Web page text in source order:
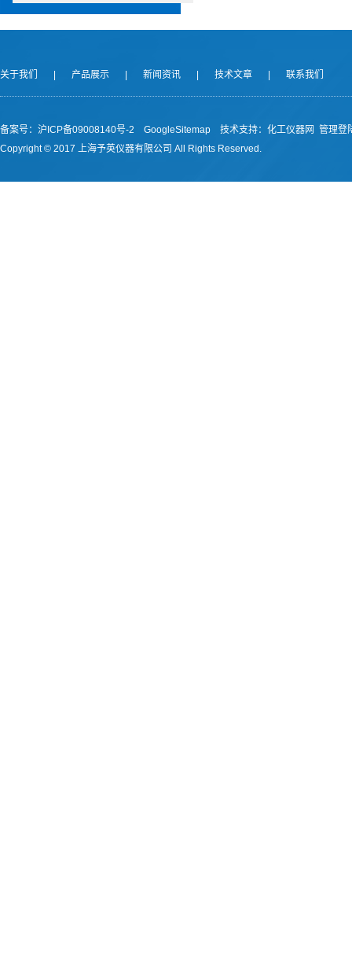
关于我们 产品展示 新闻资讯 技术文章 联系我们
备案号：沪ICP备09008140号-2 GoogleSitemap 技术支持： 化工仪器网 管理登
Copyright © 2017 上海予英仪器有限公司 All Rights Reserved.